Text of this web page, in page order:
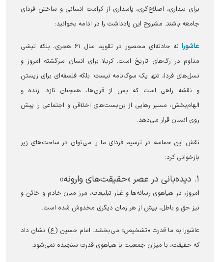
برای بیداری، اصلاح‌گری، پاسداری از کرامت انسانی و ساختن فردای
جامعه باشند. مشروح این یادداشت را در ادامه بخوانید:
عاشورا
نه حادثه‌ای محصور در تقویم سال ۶۱ هجری، بلکه تپشی
مداوم در رگ‌های تاریخ است. کربلا برای انسان سرگشته امروز و
نسل‌های فردا، تنها یک سوگ‌نامه نیست؛ بلکه فلسفه‌ای برای زیستن
و نقشه راهی است که پس از قرن‌ها، همچنان تازه، زنده و
الهام‌بخش، مسیر رهایی از بن‌بست‌های اخلاقی و اجتماعی را پیش
روی انسان قرار می‌دهد.
نقش این حماسه در ترسیم فردای ما را می‌توان در ساحت‌های زیر
بازخوانی کرد:
۱. دیده‌بانی در عصر «حقیقت‌های وارونه»
امروز، در هیاهوی رسانه‌ها و غبار تبلیغات، مرز میان خادم و خائن و
نیز حق و باطل، بیش از هر زمان دیگری مخدوش شده است.
عاشورا به ما قدرت «تشخیص» می‌بخشد. امام حسین (ع) نشان داد
که حقیقت، با میزان جمعیت یا هیاهوی قدرت سنجیده نمی‌شود.